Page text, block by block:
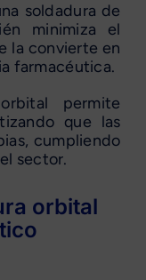
soldadura de
minimiza el
la convierte en
farmacéutica.
permite
que las
cumpliendo
sector.
orbital